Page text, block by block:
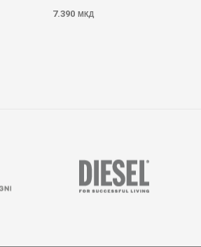
7.390 МКД